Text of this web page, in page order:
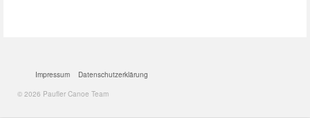
Impressum
Datenschutzerklärung
© 2026 Paufler Canoe Team